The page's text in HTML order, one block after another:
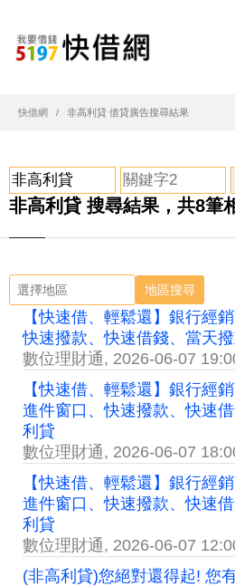
快借網 非高利貸 借貸廣告搜尋結果
非高利貸 搜尋結果，共8筆
地區搜尋
【快速借、輕鬆還】銀行經
快速撥款、快速借錢、當天
數位理財通, 2026-06-07
【快速借、輕鬆還】銀行經
進件窗口、快速撥款、快速
利貸
數位理財通, 2026-06-07
【快速借、輕鬆還】銀行經
進件窗口、快速撥款、快速
利貸
數位理財通, 2026-06-07
(非高利貸)您絕對還得起! 您